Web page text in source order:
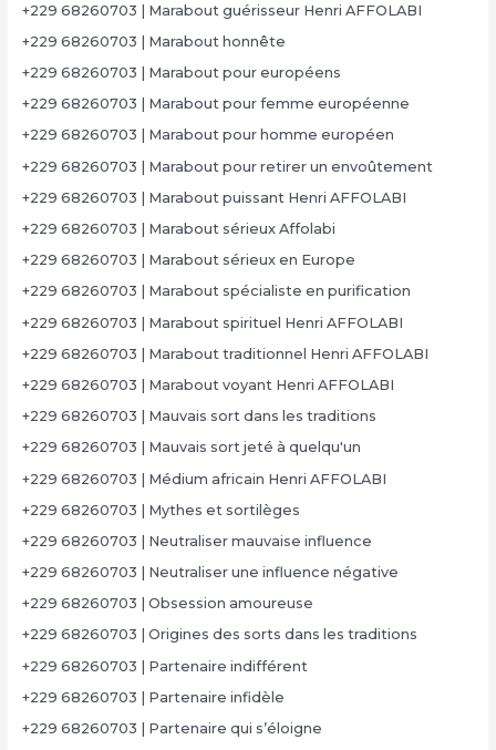
+229 68260703 | Marabout guérisseur Henri AFFOLABI
+229 68260703 | Marabout honnête
+229 68260703 | Marabout pour européens
+229 68260703 | Marabout pour femme européenne
+229 68260703 | Marabout pour homme européen
+229 68260703 | Marabout pour retirer un envoûtement
+229 68260703 | Marabout puissant Henri AFFOLABI
+229 68260703 | Marabout sérieux Affolabi
+229 68260703 | Marabout sérieux en Europe
+229 68260703 | Marabout spécialiste en purification
+229 68260703 | Marabout spirituel Henri AFFOLABI
+229 68260703 | Marabout traditionnel Henri AFFOLABI
+229 68260703 | Marabout voyant Henri AFFOLABI
+229 68260703 | Mauvais sort dans les traditions
+229 68260703 | Mauvais sort jeté à quelqu'un
+229 68260703 | Médium africain Henri AFFOLABI
+229 68260703 | Mythes et sortilèges
+229 68260703 | Neutraliser mauvaise influence
+229 68260703 | Neutraliser une influence négative
+229 68260703 | Obsession amoureuse
+229 68260703 | Origines des sorts dans les traditions
+229 68260703 | Partenaire indifférent
+229 68260703 | Partenaire infidèle
+229 68260703 | Partenaire qui s’éloigne